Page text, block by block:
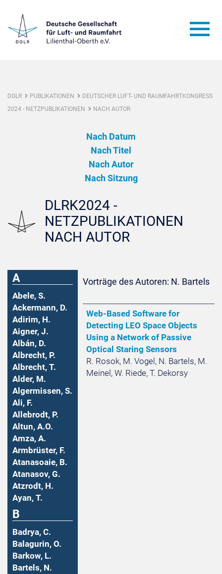
DGLR PUBLIKATIONEN
DEUTSCHER LUFT- UND RAUMFAHRTKONGRESS
2024 - NETZPUBLIKATIONEN
NACH AUTOR
Nach Datum
Nach Titel
Nach Autor
Nach Sitzung
DLRK2024 -
NETZPUBLIKATIONEN
NACH AUTOR
A
Abele, S.
Ackermann, D.
Adirim, H.
Aigner, J.
Albán, D.
Albrecht, P.
Albrecht, T.
Alder, M.
Algermissen, S.
Ali, F.
Allebrodt, P.
Altun, A.O.
Amza, A.
Armbrüster, F.
Atanasoaie, B.
Atanasov, G.
Atzrodt, H.
Ayan, T.
B
Badrya, C.
Balagurin, O.
Barkow, L.
Bartels, N.
Vorträge des Autoren: N. Bartels
Web-Based Software for
Detecting LEO Space Objects
Using a Network of Passive
Optical Staring Sensors
R. Rosok, M. Vogel, N. Bartels, M.
Meinel, W. Riede, T. Dekorsy